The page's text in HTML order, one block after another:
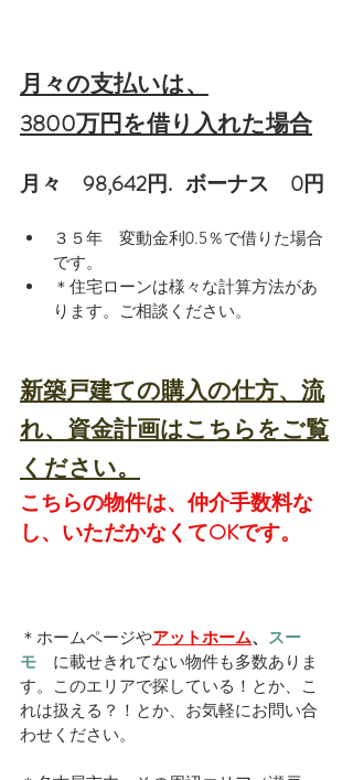
月々の支払いは、
3800万円を借り入れた場合
月々　98,642円.   ボーナス　0円
３５年　変動金利0.5％で借りた場合
です。
＊住宅ローンは様々な計算方法があ
ります。ご相談ください。
新築戸建ての購入の仕方、流
れ、資金計画はこちらをご覧
ください。
こちらの物件は、仲介手数料な
し、いただかなくてOKです。
＊ホームページやアットホーム、 スー
モ に載せきれてない物件も多数ありま
す。このエリアで探している！とか、こ
れは扱える？！とか、お気軽にお問い合
わせください。